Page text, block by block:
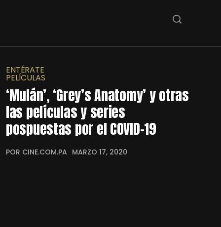
ENTÉRATE
PELÍCULAS
‘Mulán’, ‘Grey’s Anatomy’ y otras
las películas y series
pospuestas por el COVID-19
POR CINE.COM.PA MARZO 17, 2020